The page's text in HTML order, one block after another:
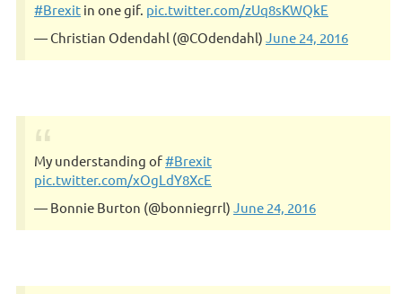
#Brexit in one gif. pic.twitter.com/zUq8sKWQkE
— Christian Odendahl (@COdendahl) June 24, 2016
My understanding of#Brexit
pic.twitter.com/xOgLdY8XcE
— Bonnie Burton (@bonniegrrl) June 24, 2016